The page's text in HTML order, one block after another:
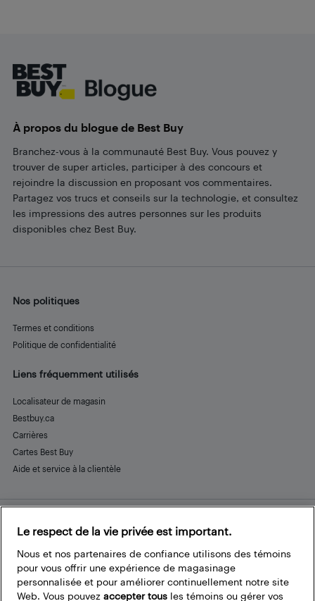
À propos du blogue de Best Buy
Branchez-vous à la communauté Best Buy. Vous pouvez y
trouver de super articles, participer à des concours et
rejoindre la discussion en proposant vos commentaires.
Partagez vos trucs et conseils sur la technologie, et consultez
les impressions des autres personnes sur les produits
disponibles chez Best Buy.
Nos politiques
Termes et conditions
Politique de confidentialité
Liens fréquemment utilisés
Localisateur de magasin
Bestbuy.ca
Carrières
Cartes Best Buy
Aide et service à la clientèle
Restez connecté
FacebookInstagram
PinterestLinkedInYouTube
Le respect de la vie privée est important.
Nous et nos partenaires de confiance utilisons des témoins
pour vous offrir une expérience de magasinage
personnalisée et pour améliorer continuellement notre site
Web. Vous pouvez accepter tous les témoins ou gérer vos